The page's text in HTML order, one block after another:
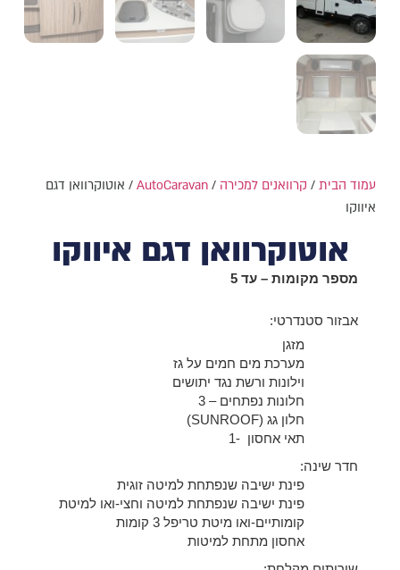
עמוד הבית/ קרוואנים למכירה /
AutoCaravan/ אוטוקרוואן דגם
איווקו
אוטוקרוואן דגם איווקו
מספר מקומות – עד 5
אבזור סטנדרטי:
מזגן
מערכת מים חמים על גז
וילונות ורשת נגד יתושים
חלונות נפתחים – 3
חלון גג (SUNROOF)
תאי אחסון -1
חדר שינה:
פינת ישיבה שנפתחת למיטה זוגית
פינת ישיבה שנפתחת למיטה וחצי-ואו למיטת
קומותיים-ואו מיטת טריפל 3 קומות
אחסון מתחת למיטות